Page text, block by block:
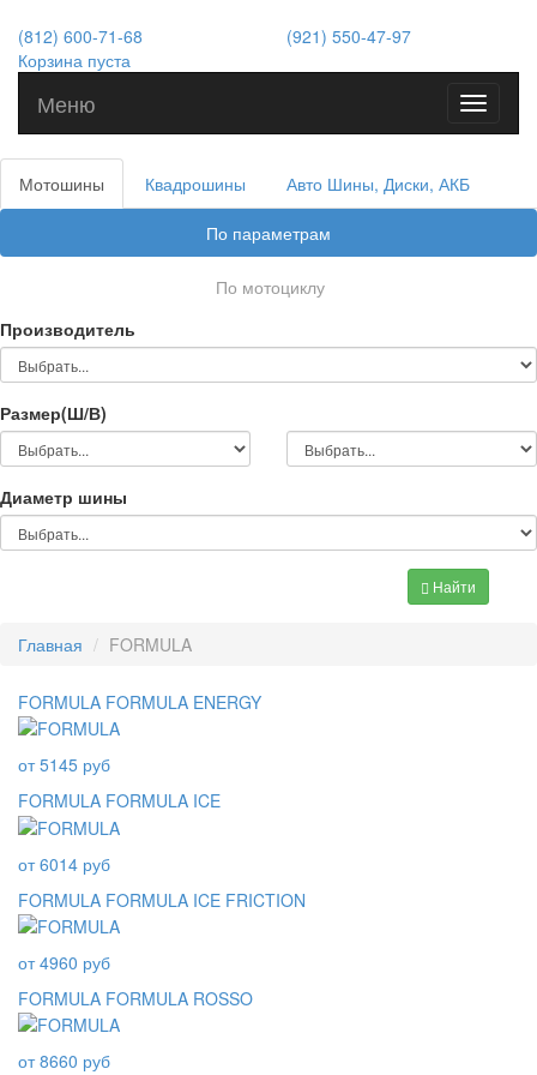
(812) 600-71-68
(921) 550-47-97
Корзина пуста
Toggle
Меню
Мотошины Квадрошины Авто Шины, Диски, АКБ
По параметрам
По мотоциклу
Производитель
Размер(Ш/В)
Диаметр шины
Найти
Главная FORMULA
FORMULA FORMULA ENERGY
от 5145 руб
FORMULA FORMULA ICE
от 6014 руб
FORMULA FORMULA ICE FRICTION
от 4960 руб
FORMULA FORMULA ROSSO
от 8660 руб